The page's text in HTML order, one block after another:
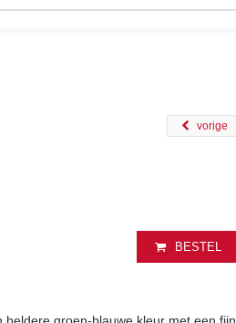
vorige
BESTEL